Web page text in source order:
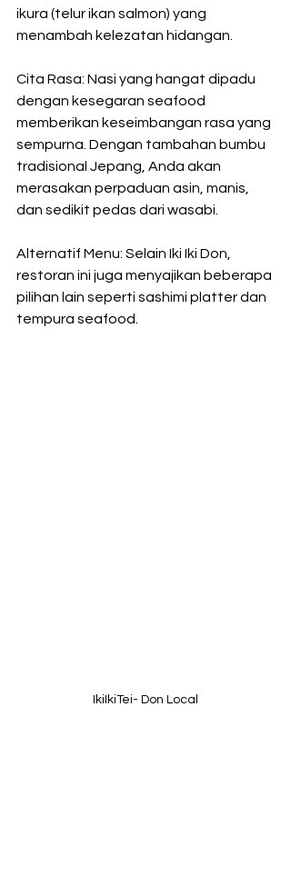
ikura (telur ikan salmon) yang
menambah kelezatan hidangan.
Cita Rasa: Nasi yang hangat dipadu
dengan kesegaran seafood
memberikan keseimbangan rasa yang
sempurna. Dengan tambahan bumbu
tradisional Jepang, Anda akan
merasakan perpaduan asin, manis,
dan sedikit pedas dari wasabi.
Alternatif Menu: Selain Iki Iki Don,
restoran ini juga menyajikan beberapa
pilihan lain seperti sashimi platter dan
tempura seafood.
IkiIkiTei- Don Local